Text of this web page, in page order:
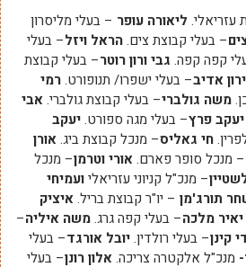
עזריאלי. ליאורה עופר – בעלי מליסרון
– בעלי קבוצת צים.הראל ויזל– בעלי
קפה קפה. גבי ורון רוטר– בעלי קבוצת
אדיב– בעלי ישפרו/ תנופורט.רמי
משה גולברי– בעלי קבוצת גולברי.אבי
יעקב פרץ– בעלי מגה ספורט.יעקב
חי גאליס– מנכל קבוצת ביג.אורן
– מנכל סופר פארם.אורי וטרמן– מנכל
– מנכ"ל קניוני עזריאליועמיחי
תורג'מן – יו"ר קבוצת בריל.איציק
יאיר מלכה– בעלי קפה גרג.משה איליה–
קינן– בעלי רולדין.יובל אורגד– בעלי
מנכ"ל אלקטרה צריכה.אלון רונן– בעלי